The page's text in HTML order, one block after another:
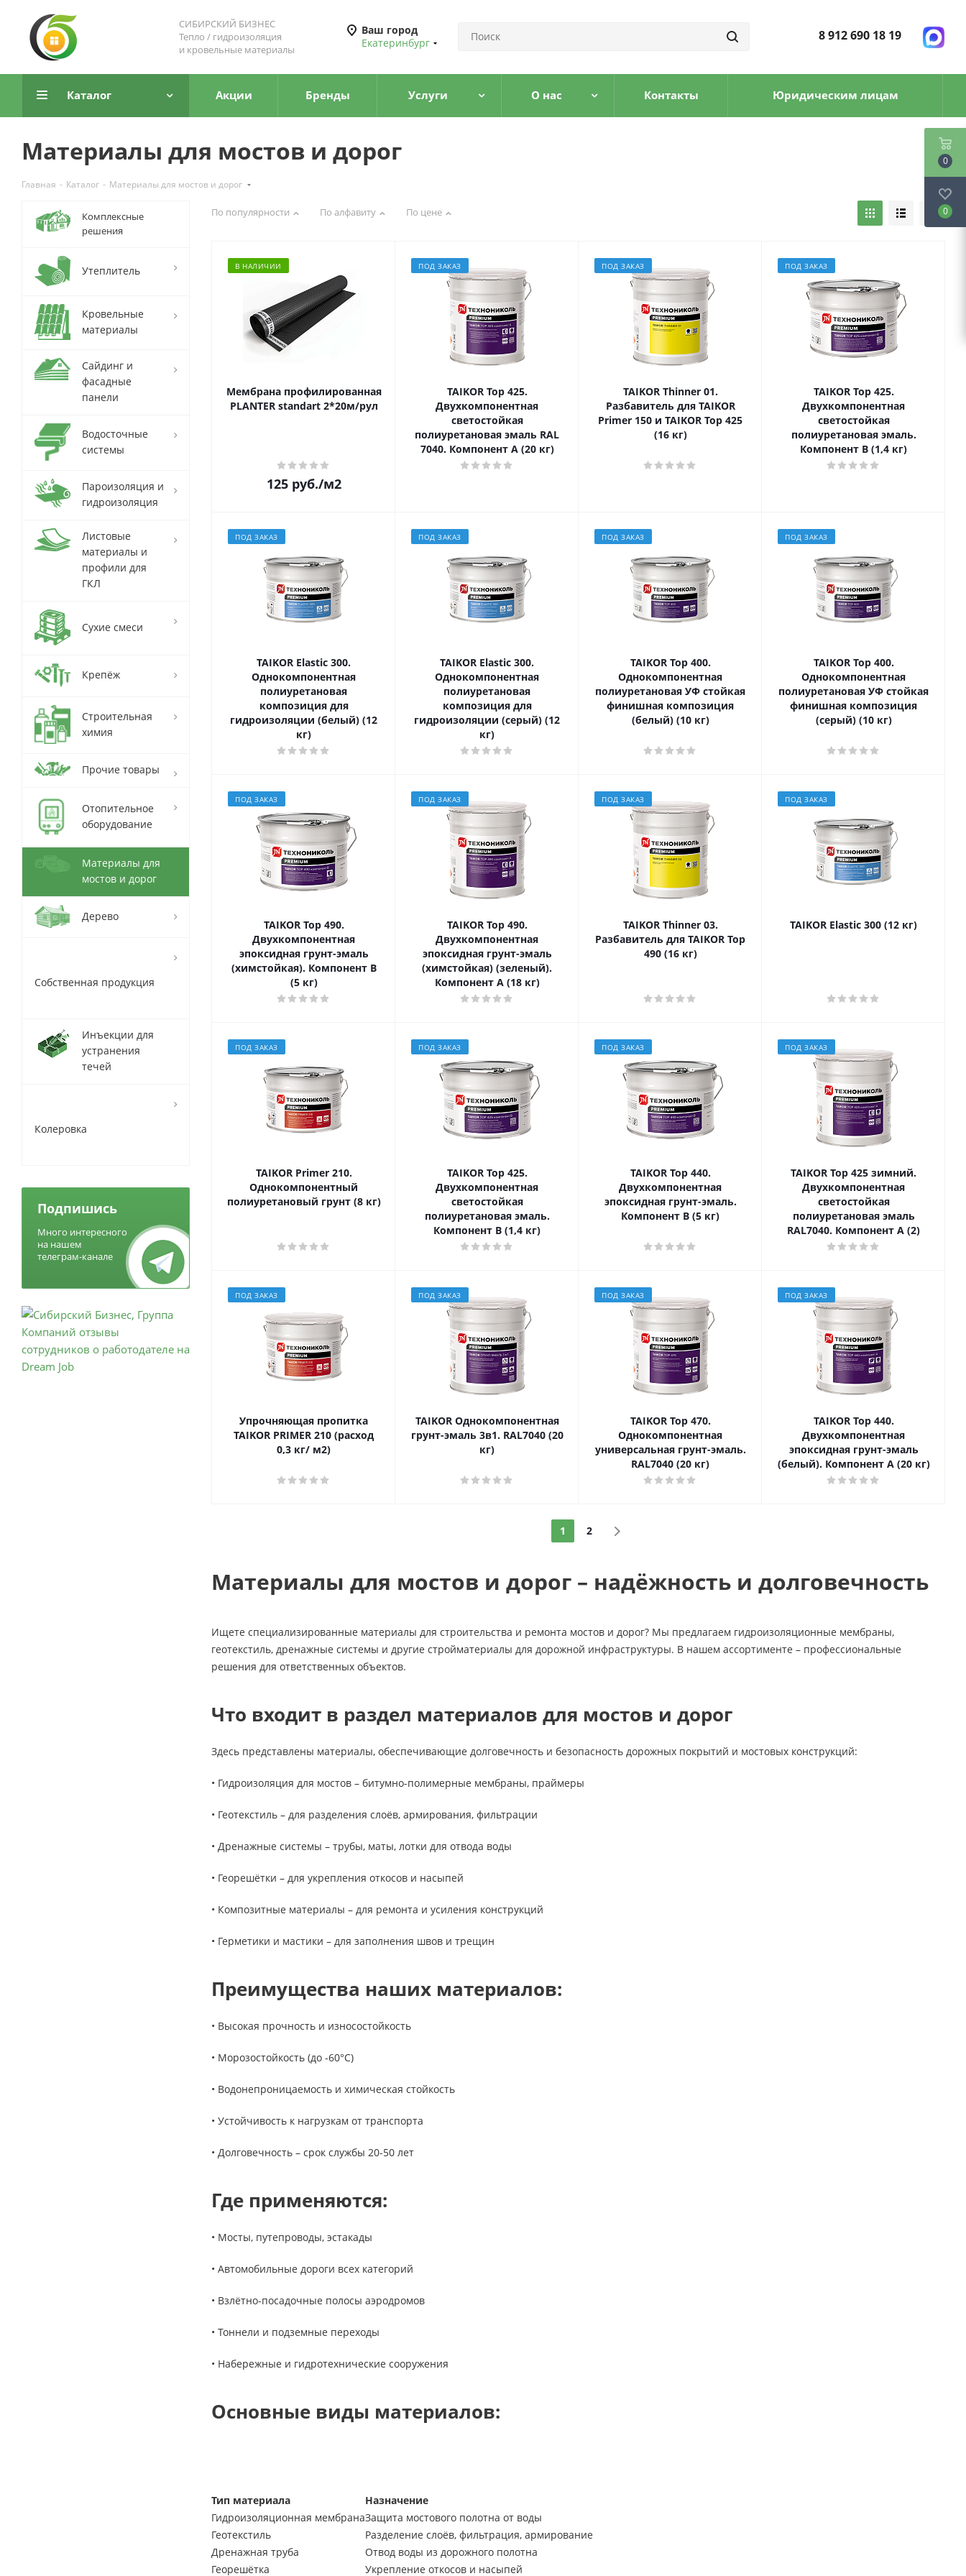
СИБИРСКИЙ БИЗНЕС
Тепло / гидроизоляция
и кровельные материалы
Ваш город
Екатеринбург
8 912 690 18 19
Каталог Акции Бренды Услуги О нас Контакты Юридическим лицам
Материалы для мостов и дорог
Главная - Каталог - Материалы для мостов и дорог
По популярности По алфавиту По цене
В НАЛИЧИИ
Мембрана профилированная
PLANTER standart 2*20м/рул
125руб./м2
ПОД ЗАКАЗ
TAIKOR Top 425.
Двухкомпонентная
светостойкая
полиуретановая эмаль RAL
7040. Компонент А (20 кг)
ПОД ЗАКАЗ
TAIKOR Thinner 01.
Разбавитель для TAIKOR
Primer 150 и TAIKOR Top 425
(16 кг)
ПОД ЗАКАЗ
TAIKOR Top 425.
Двухкомпонентная
светостойкая
полиуретановая эмаль.
Компонент B (1,4 кг)
ПОД ЗАКАЗ
TAIKOR Elastic 300.
Однокомпонентная
полиуретановая
композиция для
гидроизоляции (белый) (12
кг)
ПОД ЗАКАЗ
TAIKOR Elastic 300.
Однокомпонентная
полиуретановая
композиция для
гидроизоляции (серый) (12
кг)
ПОД ЗАКАЗ
TAIKOR Top 400.
Однокомпонентная
полиуретановая УФ стойкая
финишная композиция
(белый) (10 кг)
ПОД ЗАКАЗ
TAIKOR Top 400.
Однокомпонентная
полиуретановая УФ стойкая
финишная композиция
(серый) (10 кг)
ПОД ЗАКАЗ
TAIKOR Top 490.
Двухкомпонентная
эпоксидная грунт-эмаль
(химстойкая). Компонент В
(5 кг)
ПОД ЗАКАЗ
TAIKOR Top 490.
Двухкомпонентная
эпоксидная грунт-эмаль
(химстойкая) (зеленый).
Компонент А (18 кг)
ПОД ЗАКАЗ
TAIKOR Thinner 03.
Разбавитель для TAIKOR Top
490 (16 кг)
ПОД ЗАКАЗ
TAIKOR Elastic 300 (12 кг)
ПОД ЗАКАЗ
TAIKOR Primer 210.
Однокомпонентный
полиуретановый грунт (8 кг)
ПОД ЗАКАЗ
TAIKOR Top 425.
Двухкомпонентная
светостойкая
полиуретановая эмаль.
Компонент В (1,4 кг)
ПОД ЗАКАЗ
TAIKOR Top 440.
Двухкомпонентная
эпоксидная грунт-эмаль.
Компонент B (5 кг)
ПОД ЗАКАЗ
TAIKOR Top 425 зимний.
Двухкомпонентная
светостойкая
полиуретановая эмаль
RAL7040. Компонент А (2)
ПОД ЗАКАЗ
Упрочняющая пропитка
TAIKOR PRIMER 210 (расход
0,3 кг/ м2)
ПОД ЗАКАЗ
TAIKOR Однокомпонентная
грунт-эмаль 3в1. RAL7040 (20
кг)
ПОД ЗАКАЗ
TAIKOR Top 470.
Однокомпонентная
универсальная грунт-эмаль.
RAL7040 (20 кг)
ПОД ЗАКАЗ
TAIKOR Top 440.
Двухкомпонентная
эпоксидная грунт-эмаль
(белый). Компонент А (20 кг)
1 2
Материалы для мостов и дорог – надёжность и долговечность
Ищете специализированные материалы для строительства и ремонта мостов и дорог? Мы предлагаем гидроизоляционные мембраны,
геотекстиль, дренажные системы и другие стройматериалы для дорожной инфраструктуры. В нашем ассортименте – профессиональные
решения для ответственных объектов.
Что входит в раздел материалов для мостов и дорог
Здесь представлены материалы, обеспечивающие долговечность и безопасность дорожных покрытий и мостовых конструкций:
• Гидроизоляция для мостов – битумно-полимерные мембраны, праймеры
• Геотекстиль – для разделения слоёв, армирования, фильтрации
• Дренажные системы – трубы, маты, лотки для отвода воды
• Георешётки – для укрепления откосов и насыпей
• Композитные материалы – для ремонта и усиления конструкций
• Герметики и мастики – для заполнения швов и трещин
Преимущества наших материалов:
• Высокая прочность и износостойкость
• Морозостойкость (до -60°C)
• Водонепроницаемость и химическая стойкость
• Устойчивость к нагрузкам от транспорта
• Долговечность – срок службы 20-50 лет
Где применяются:
• Мосты, путепроводы, эстакады
• Автомобильные дороги всех категорий
• Взлётно-посадочные полосы аэродромов
• Тоннели и подземные переходы
• Набережные и гидротехнические сооружения
Основные виды материалов:
Тип материала
Назначение
Гидроизоляционная мембранаЗащита мостового полотна от воды
Геотекстиль
Разделение слоёв, фильтрация, армирование
Дренажная труба
Отвод воды из дорожного полотна
Георешётка
Укрепление откосов и насыпей
Комплексные
решения
Утеплитель
Кровельные
материалы
Сайдинг и
фасадные
панели
Водосточные
системы
Пароизоляция и
гидроизоляция
Листовые
материалы и
профили для
ГКЛ
Сухие смеси
Крепёж
Строительная
химия
Прочие товары
Отопительное
оборудование
Материалы для
мостов и дорог
Дерево
Собственная продукция
Инъекции для
устранения
течей
Колеровка
Подпишись
Много интересного
на нашем
телеграм-канале
0
0